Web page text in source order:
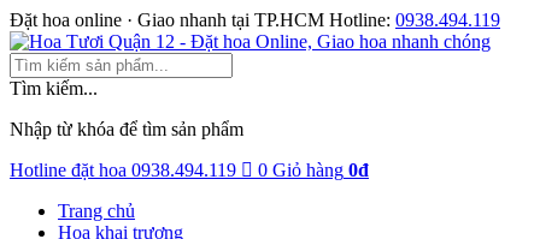
Đặt hoa online · Giao nhanh tại TP.HCM Hotline: 0938.494.119
Tìm kiếm...
Nhập từ khóa để tìm sản phẩm
Hotline đặt hoa 0938.494.119 0 Giỏ hàng 0đ
Trang chủ
Hoa khai trương